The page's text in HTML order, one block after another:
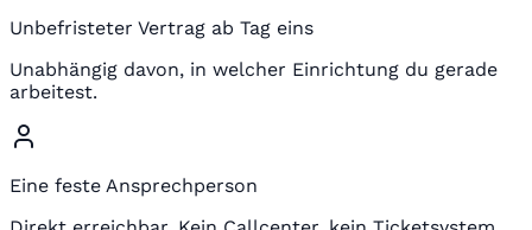
Unbefristeter Vertrag ab Tag eins
Unabhängig davon, in welcher Einrichtung du gerade
arbeitest.
Eine feste Ansprechperson